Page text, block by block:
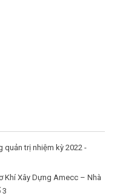
quản trị nhiệm kỳ 2022 -
Khí Xây Dựng Amecc – Nhà
3